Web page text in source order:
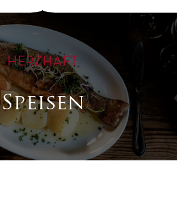
HERZHAFT
Speisen